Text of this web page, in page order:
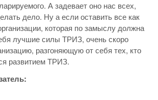
А задевает оно нас всех,
дело. Ну а если оставить все как
которая по замыслу должна
лучшие силы ТРИЗ, очень скоро
разгоняющую от себя тех, кто
развитием ТРИЗ.